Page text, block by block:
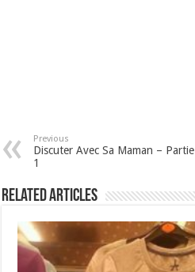
Previous
Discuter Avec Sa Maman – Partie
1
Related Articles